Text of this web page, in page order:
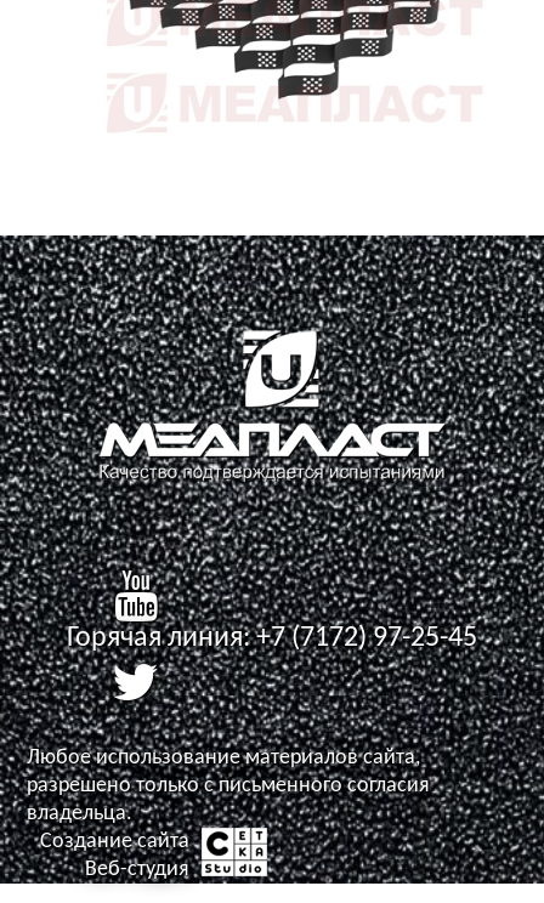
Горячая линия:+7 (7172) 97-25-45
Любое использование материалов сайта,
разрешено только с письменного согласия
владельца.
Создание сайта
Веб-студия
Задать вопрос